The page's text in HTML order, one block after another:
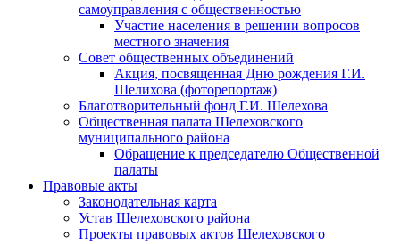
самоуправления с общественностью
Участие населения в решении вопросов
местного значения
Совет общественных объединений
Акция, посвященная Дню рождения Г.И.
Шелихова (фоторепортаж)
Благотворительный фонд Г.И. Шелехова
Общественная палата Шелеховского
муниципального района
Обращение к председателю Общественной
палаты
Правовые акты
Законодательная карта
Устав Шелеховского района
Проекты правовых актов Шелеховского